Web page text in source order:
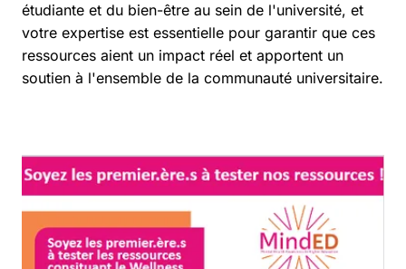
étudiante et du bien-être au sein de l'université, et
votre expertise est essentielle pour garantir que ces
ressources aient un impact réel et apportent un
soutien à l'ensemble de la communauté universitaire.
Agrandir